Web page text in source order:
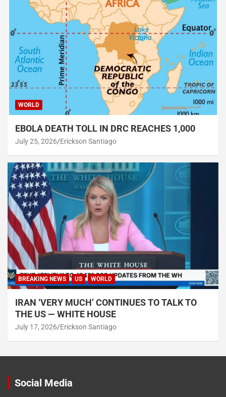
WORLD
EBOLA DEATH TOLL IN DRC REACHES 1,000
July 25, 2026 Erickson Santiago
BREAKING NEWS US WORLD
IRAN ‘VERY MUCH’ CONTINUES TO TALK TO
THE US — WHITE HOUSE
July 17, 2026 Erickson Santiago
Social Media